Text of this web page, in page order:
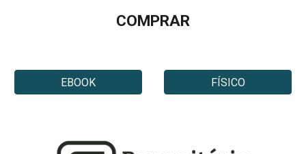
COMPRAR
EBOOK FÍSICO